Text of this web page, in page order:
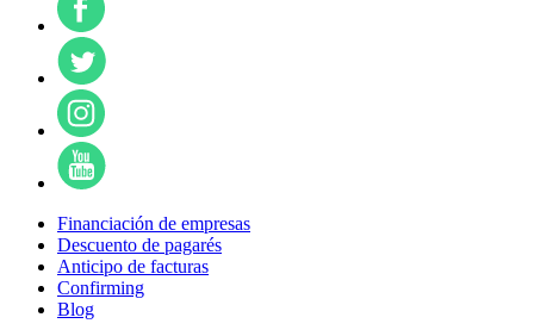
Financiación de empresas
Descuento de pagarés
Anticipo de facturas
Confirming
Blog